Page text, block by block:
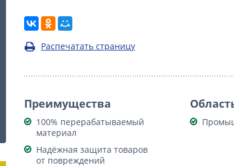
Распечатать страницу
Преимущества
100% перерабатываемый
материал
Надёжная защита товаров
от повреждений